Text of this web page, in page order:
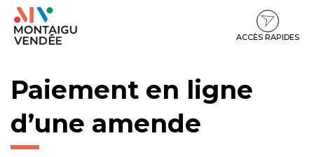
Gestion des traceurs
Aller
Aller
contenu
Aller
pied
ACCÈS RAPIDES
Paiement en ligne
d’une amende